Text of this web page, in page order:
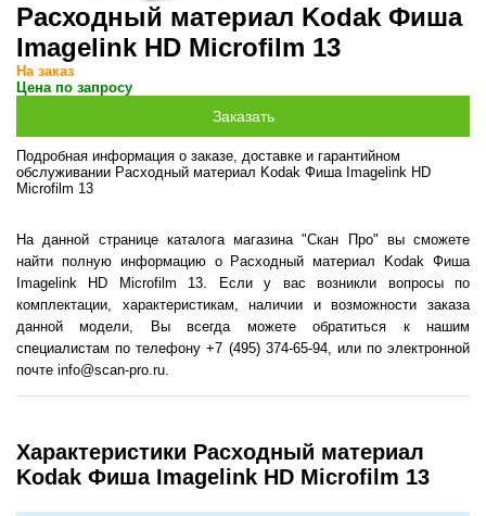
Расходный материал Kodak Фиша
Imagelink HD Microfilm 13
На заказ
Цена по запросу
Подробная информация о заказе, доставке и гарантийном
обслуживании Расходный материал Kodak Фиша Imagelink HD
Microfilm 13
На данной странице каталога магазина "Скан Про" вы сможете
найти полную информацию о Расходный материал Kodak Фиша
Imagelink HD Microfilm 13. Если у вас возникли вопросы по
комплектации, характеристикам, наличии и возможности заказа
данной модели, Вы всегда можете обратиться к нашим
специалистам по телефону +7 (495) 374-65-94, или по электронной
почте info@scan-pro.ru.
Характеристики Расходный материал
Kodak Фиша Imagelink HD Microfilm 13